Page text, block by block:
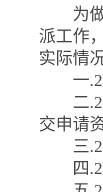
为做
派工作
实际情
一
二
交申请
三
四